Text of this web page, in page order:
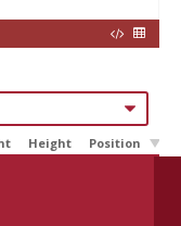
Height Position